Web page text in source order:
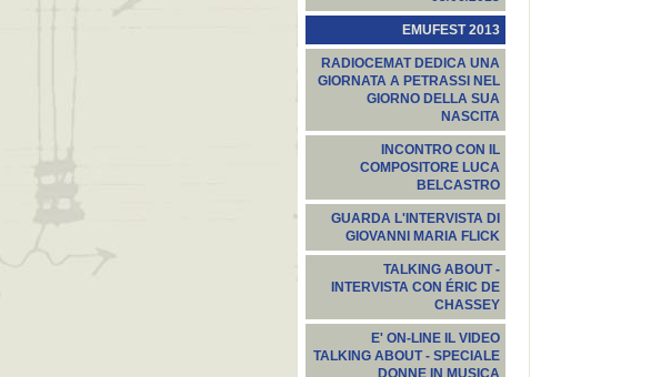
EMUFEST 2013
RADIOCEMAT DEDICA UNA
GIORNATA A PETRASSI NEL
GIORNO DELLA SUA
NASCITA
INCONTRO CON IL
COMPOSITORE LUCA
BELCASTRO
GUARDA L'INTERVISTA DI
GIOVANNI MARIA FLICK
TALKING ABOUT -
INTERVISTA CON ÉRIC DE
CHASSEY
E' ON-LINE IL VIDEO
TALKING ABOUT - SPECIALE
DONNE IN MUSICA